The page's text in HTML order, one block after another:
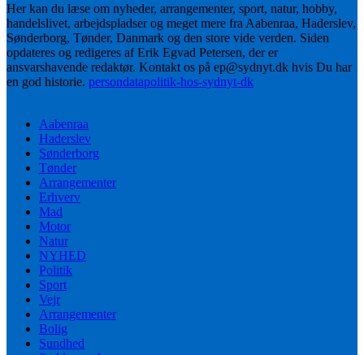
Her kan du læse om nyheder, arrangementer, sport, natur, hobby,
handelslivet, arbejdspladser og meget mere fra Aabenraa, Haderslev,
Sønderborg, Tønder, Danmark og den store vide verden. Siden
opdateres og redigeres af Erik Egvad Petersen, der er
ansvarshavende redaktør. Kontakt os på ep@sydnyt.dk hvis Du har
en god historie. persondatapolitik-hos-sydnyt-dk
Aabenraa
Haderslev
Sønderborg
Tønder
Arrangementer
Erhverv
Mad
Motor
Natur
NYHED
Politik
Sport
Vejr
Arrangementer
Bolig
Sundhed